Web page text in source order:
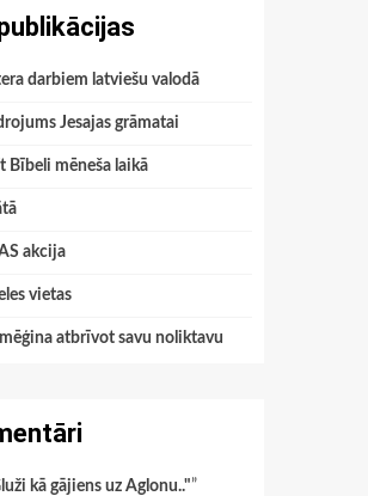
darbiem latviešu valodā
Jesajas grāmatai
Bībeli mēneša laikā
akcija
vietas
atbrīvot savu noliktavu
kā gājiens uz Aglonu.."”